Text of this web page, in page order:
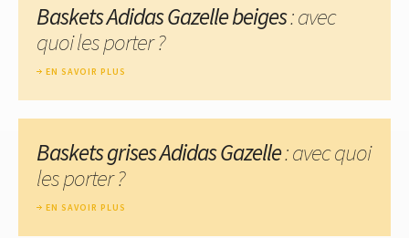
Baskets Adidas Gazelle beiges: avec
quoi les porter ?
EN SAVOIR PLUS
Baskets grises Adidas Gazelle: avec quoi
les porter ?
EN SAVOIR PLUS